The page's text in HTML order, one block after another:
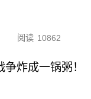
阅读 10862
炸成一锅粥！